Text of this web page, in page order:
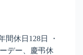
間休日128日 ・
デー、慶弔休